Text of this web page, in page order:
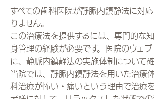
すべての歯科医院が静脈内鎮静法に対
りません。
この治療法を提供するには、専門的な
身管理の経験が必要です。医院のウェ
に、静脈内鎮静法の実施体制について
当院では、静脈内鎮静法を用いた治療
科治療が怖い・痛いという理由で治療